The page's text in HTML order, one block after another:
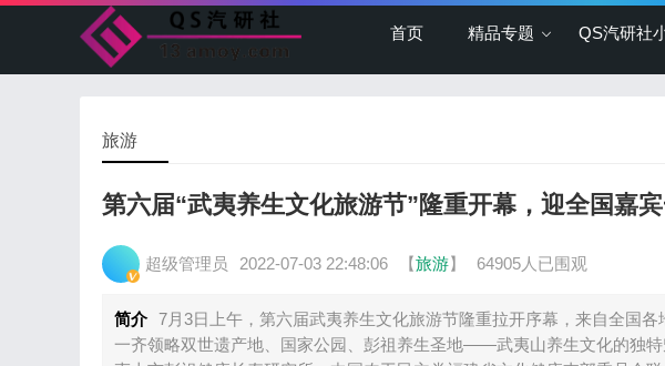
首页 精品专题 QS汽研社
旅游
第六届“武夷养生文化旅游节”隆重开幕，迎全国嘉
超级管理员 2022-07-03 22:48:06 【旅游】 64905人已围观
简介 7月3日上午，第六届武夷养生文化旅游节隆重拉开序幕，来自全国
一齐领略双世遗产地、国家公园、彭祖养生圣地——武夷山养生文化的独